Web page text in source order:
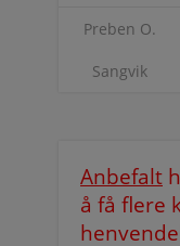
Preben O.
Sangvik
Anbefalt
å få flere